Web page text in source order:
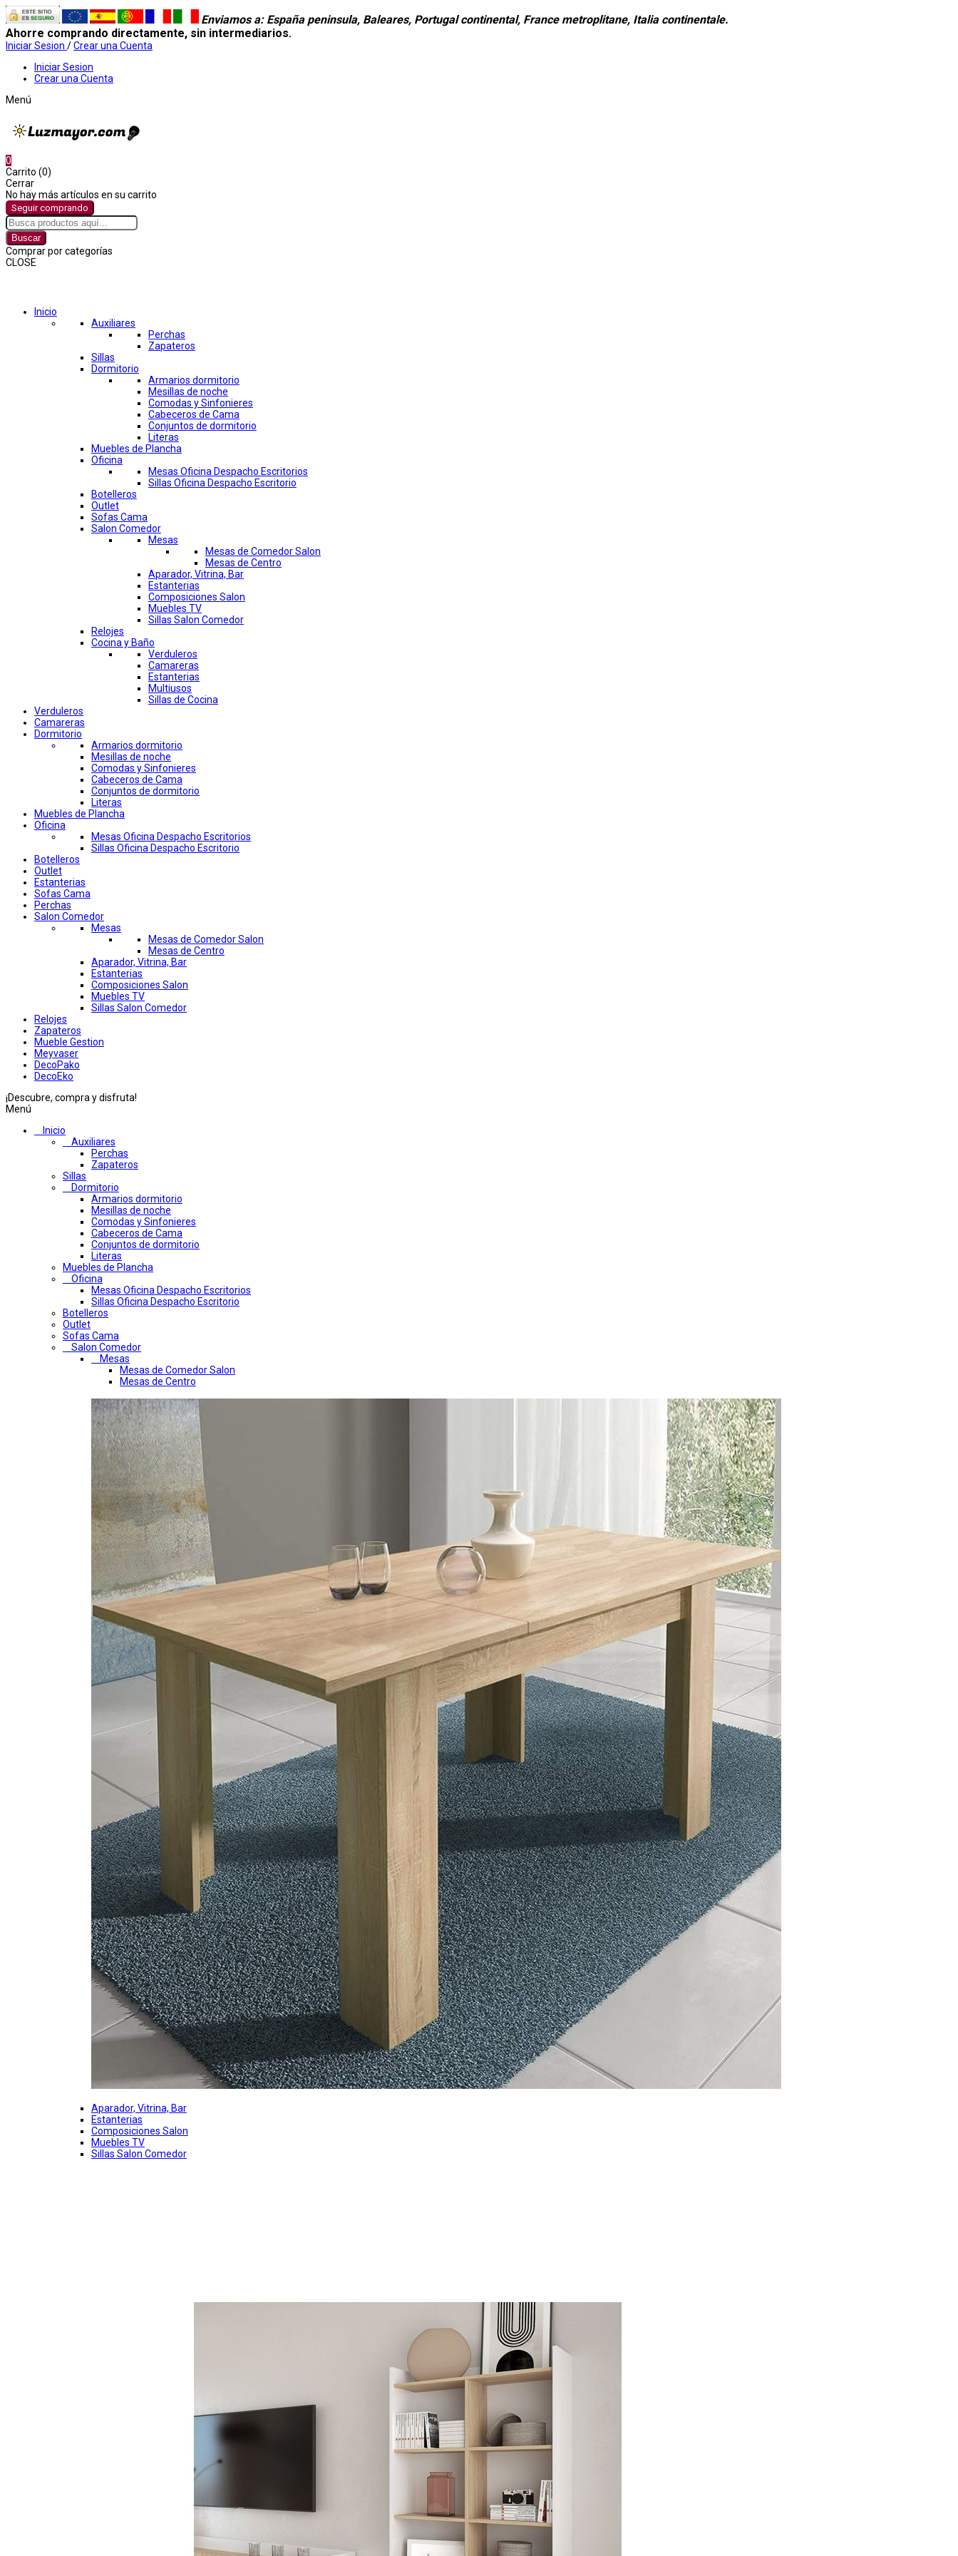
Enviamos a: España peninsula, Baleares, Portugal continental, France metroplitane, Italia continentale.
Ahorre comprando directamente, sin intermediarios.
Iniciar Sesion /Crear una Cuenta
Iniciar Sesion
Crear una Cuenta
Menú
0
Carrito (0)
Cerrar
No hay más artículos en su carrito
Seguir comprando
Buscar
Comprar por categorías
CLOSE
Inicio
Auxiliares
Perchas
Zapateros
Sillas
Dormitorio
Armarios dormitorio
Mesillas de noche
Comodas y Sinfonieres
Cabeceros de Cama
Conjuntos de dormitorio
Literas
Muebles de Plancha
Oficina
Mesas Oficina Despacho Escritorios
Sillas Oficina Despacho Escritorio
Botelleros
Outlet
Sofas Cama
Salon Comedor
Mesas
Mesas de Comedor Salon
Mesas de Centro
Aparador, Vitrina, Bar
Estanterias
Composiciones Salon
Muebles TV
Sillas Salon Comedor
Relojes
Cocina y Baño
Verduleros
Camareras
Estanterias
Multiusos
Sillas de Cocina
Verduleros
Camareras
Dormitorio
Armarios dormitorio
Mesillas de noche
Comodas y Sinfonieres
Cabeceros de Cama
Conjuntos de dormitorio
Literas
Muebles de Plancha
Oficina
Mesas Oficina Despacho Escritorios
Sillas Oficina Despacho Escritorio
Botelleros
Outlet
Estanterias
Sofas Cama
Perchas
Salon Comedor
Mesas
Mesas de Comedor Salon
Mesas de Centro
Aparador, Vitrina, Bar
Estanterias
Composiciones Salon
Muebles TV
Sillas Salon Comedor
Relojes
Zapateros
Mueble Gestion
Meyvaser
DecoPako
DecoEko
¡Descubre, compra y disfruta!
Menú
Inicio
Auxiliares
Perchas
Zapateros
Sillas
Dormitorio
Armarios dormitorio
Mesillas de noche
Comodas y Sinfonieres
Cabeceros de Cama
Conjuntos de dormitorio
Literas
Muebles de Plancha
Oficina
Mesas Oficina Despacho Escritorios
Sillas Oficina Despacho Escritorio
Botelleros
Outlet
Sofas Cama
Salon Comedor
Mesas
Mesas de Comedor Salon
Mesas de Centro
Aparador, Vitrina, Bar
Estanterias
Composiciones Salon
Muebles TV
Sillas Salon Comedor